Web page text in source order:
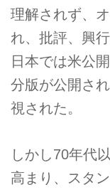
理解されず、
れ、批評、興
日本では米公
分版が公開さ
視された。
しかし70年代
高まり、スタ